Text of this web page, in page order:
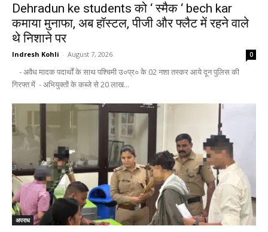
Dehradun ke students को ‘ स्मैक ‘ bech kar
कमाया मुनाफा, अब हॉस्टल, पीजी और फ्लैट में रहने वाले
थे निशाने पर
Indresh Kohli - August 7, 2026 0
- अवैध मादक पदार्थों के साथ पश्चिमी उ०प्र० के 02 नशा तस्कर आये दून पुलिस की
गिरफ्त में - अभियुक्तों के कब्जे से 20 लाख...
अपराध